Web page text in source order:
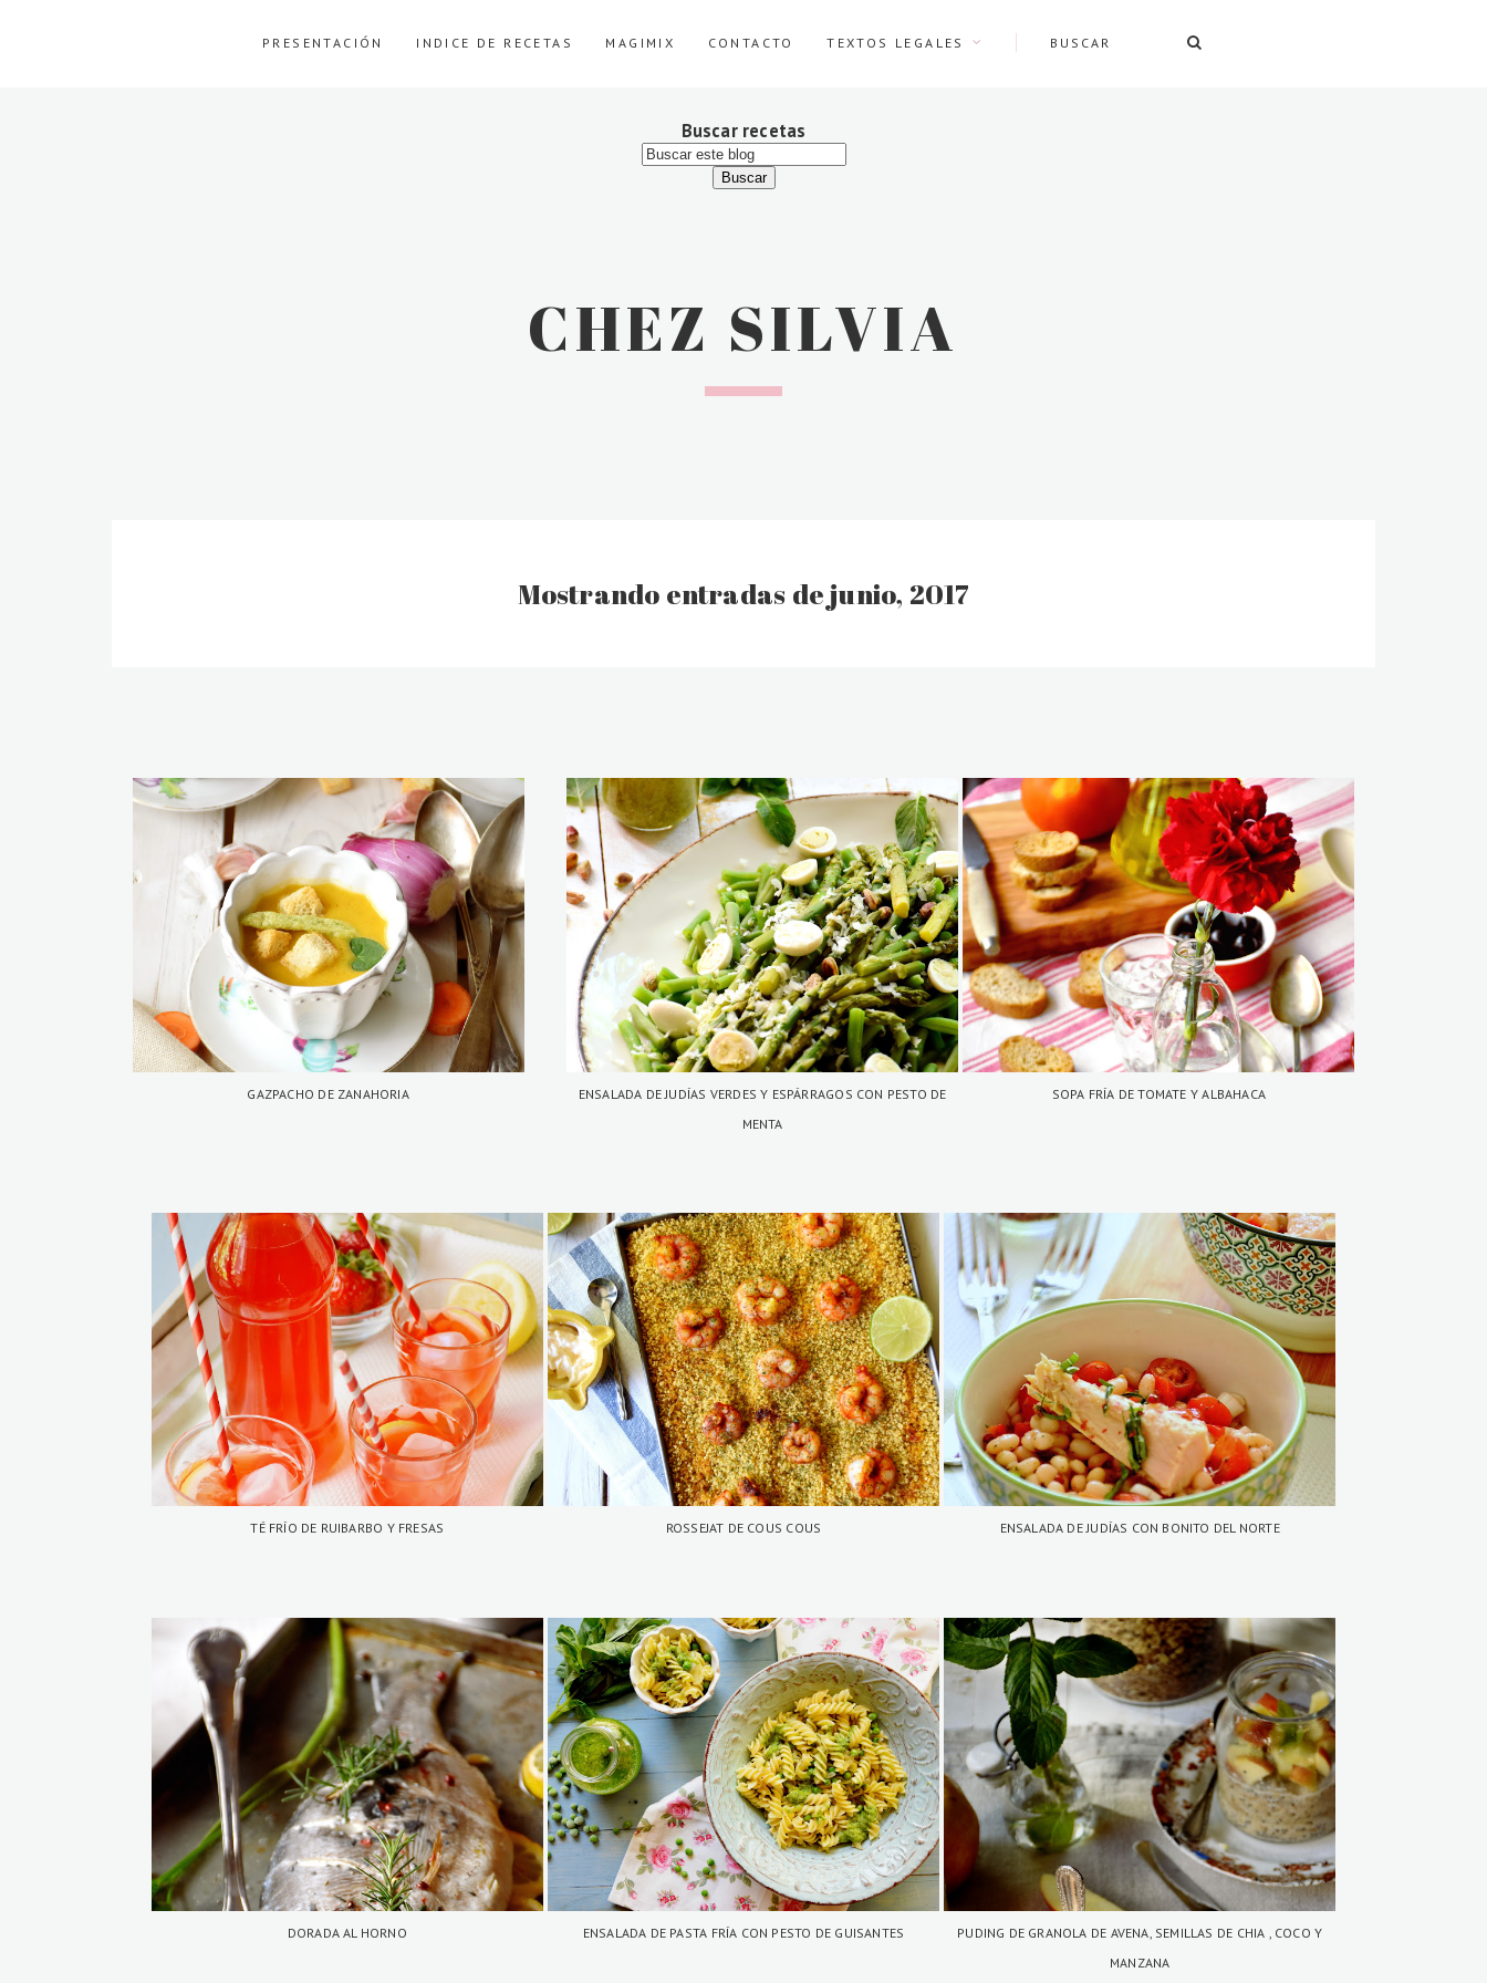
PRESENTACIÓN INDICE DE RECETAS MAGIMIX CONTACTO TEXTOS LEGALES
Buscar recetas
CHEZ SILVIA
Mostrando entradas de junio, 2017
GAZPACHO DE ZANAHORIA
ENSALADA DE JUDÍAS VERDES Y ESPÁRRAGOS CON PESTO DE
MENTA
SOPA FRÍA DE TOMATE Y ALBAHACA
TÉ FRÍO DE RUIBARBO Y FRESAS ROSSEJAT DE COUS COUS ENSALADA DE JUDÍAS CON BONITO DEL NORTE
DORADA AL HORNO ENSALADA DE PASTA FRÍA CON PESTO DE GUISANTES
PUDING DE GRANOLA DE AVENA, SEMILLAS DE CHIA , COCO Y
MANZANA